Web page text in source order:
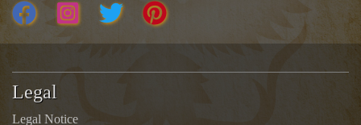
Legal
Legal Notice